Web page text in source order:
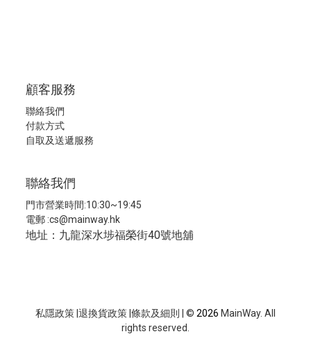
顧客服務
聯絡我們
付款方式
自取及送遞服務
聯絡我們
門市營業時間:10:30~19:45
電郵 :cs@mainway.hk
地址：九龍深水埗福榮街40號地舖
私隱政策 退換貨政策 條款及細則 | © 2026 MainWay. All
rights reserved.